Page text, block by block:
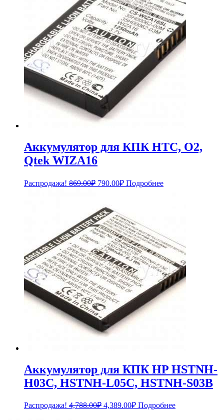
Аккумулятор для КПК HTC, O2,
Qtek WIZA16
Распродажа! 869.00₽ Первоначальная
869.00₽.
790.00₽Текущая
цена:
Подробнее
Аккумулятор для КПК HP HSTNH-
H03C, HSTNH-L05C, HSTNH-S03B
Распродажа! 4,788.00₽ Первоначальная
4,389.00₽Текущая
Подробнее